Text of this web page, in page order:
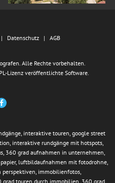
Datenschutz AGB
Alle Rechte vorbehalten.
Lizenz veröffentlichte Software.
interaktive touren, google street
interaktive rundgänge mit hotspots,
360 grad aufnahmen in unternehmen,
luftbildaufnahmen mit fotodrohne,
perspektiven, immobilienfotos,
touren durch immobilien, 360 grad